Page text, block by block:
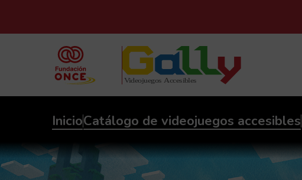
InicioCatálogo de videojuegos accesibles